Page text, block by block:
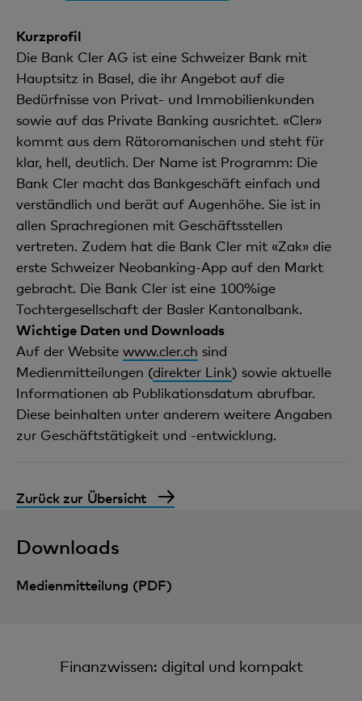
Kurzprofil
Die Bank Cler AG ist eine Schweizer Bank mit
Hauptsitz in Basel, die ihr Angebot auf die
Bedürfnisse von Privat- und Immobilienkunden
sowie auf das Private Banking ausrichtet. «Cler»
kommt aus dem Rätoromanischen und steht für
klar, hell, deutlich. Der Name ist Programm: Die
Bank Cler macht das Bankgeschäft einfach und
verständlich und berät auf Augenhöhe. Sie ist in
allen Sprachregionen mit Geschäftsstellen
vertreten. Zudem hat die Bank Cler mit «Zak» die
erste Schweizer Neobanking-App auf den Markt
gebracht. Die Bank Cler ist eine 100%ige
Tochtergesellschaft der Basler Kantonalbank.
Wichtige Daten und Downloads
Auf der Website www.cler.ch sind
Medienmitteilungen (direkter Link) sowie aktuelle
Informationen ab Publikationsdatum abrufbar.
Diese beinhalten unter anderem weitere Angaben
zur Geschäftstätigkeit und -entwicklung.
Zurück zur Übersicht
Downloads
Medienmitteilung (PDF)
Finanzwissen: digital und kompakt